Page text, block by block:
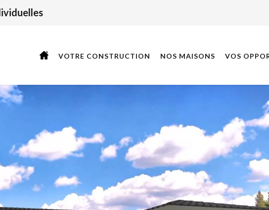
VOTRE CONSTRUCTION NOS MAISONS VOS